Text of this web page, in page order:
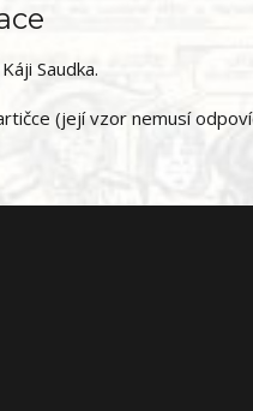
Saudka.
(její vzor nemusí